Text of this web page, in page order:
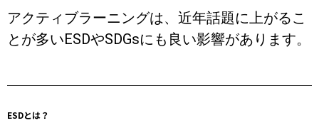
アクティブラーニングは、近年話題に上がるこ
とが多いESDやSDGsにも良い影響があります。
ESDとは？